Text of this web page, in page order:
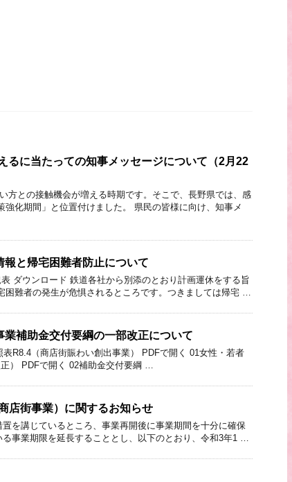
るに当たっての知事メッセージについて（2月22
方との接触機会が増える時期です。そこで、長野県では、感
化期間」と位置付けました。 県民の皆様に向け、知事メ
報と帰宅困難者防止について
ダウンロード 鉄道各社から別添のとおり計画運休をする旨
困難者の発生が危惧されるところです。つきましては帰宅 …
補助金交付要綱の一部改正について
R8.4（商店街賑わい創出事業） PDFで開く 01女性・若者
） PDFで開く 02補助金交付要綱 …
店街事業）に関するお知らせ
を講じているところ、事業再開後に事業期間を十分に確保
事業期限を延長することとし、以下のとおり、令和3年1 …